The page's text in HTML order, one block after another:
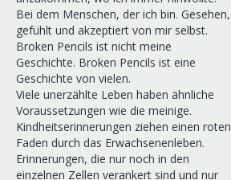
Bei dem Menschen, der ich bin. Gesehen,
gefühlt und akzeptiert von mir selbst.
Broken Pencils ist nicht meine
Geschichte. Broken Pencils ist eine
Geschichte von vielen.
Viele unerzählte Leben haben ähnliche
Voraussetzungen wie die meinige.
Kindheitserinnerungen ziehen einen roten
Faden durch das Erwachsenenleben.
Erinnerungen, die nur noch in den
einzelnen Zellen verankert sind und nur